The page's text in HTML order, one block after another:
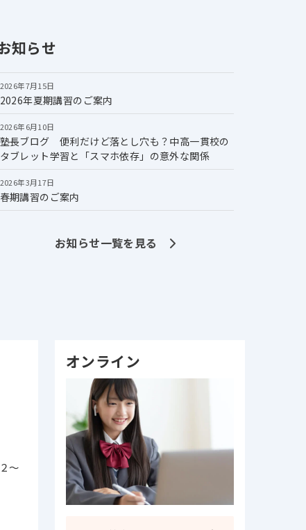
知らせ
2026年7月15日
2026年夏期講習のご案内
2026年6月10日
塾長ブログ 便利だけど落とし穴も？中高一貫校の
タブレット学習と「スマホ依存」の意外な関係
2026年3月17日
春期講習のご案内
お知らせ一覧を見る
～
オンライン